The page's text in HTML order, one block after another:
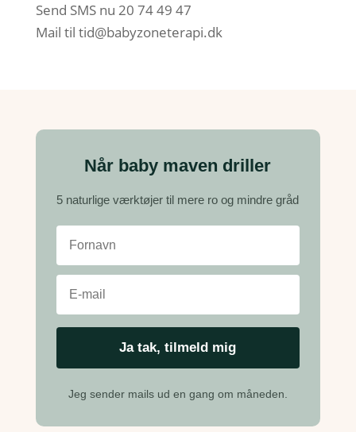
Send SMS nu 20 74 49 47
Mail til tid@babyzoneterapi.dk
Når baby maven driller
5 naturlige værktøjer til mere ro og mindre gråd
Jeg sender mails ud en gang om måneden.